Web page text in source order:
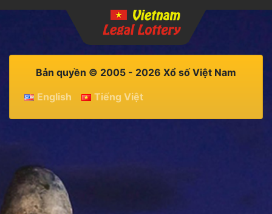
Bản quyền © 2005 - 2026 Xổ số Việt Nam
English
Tiếng Việt